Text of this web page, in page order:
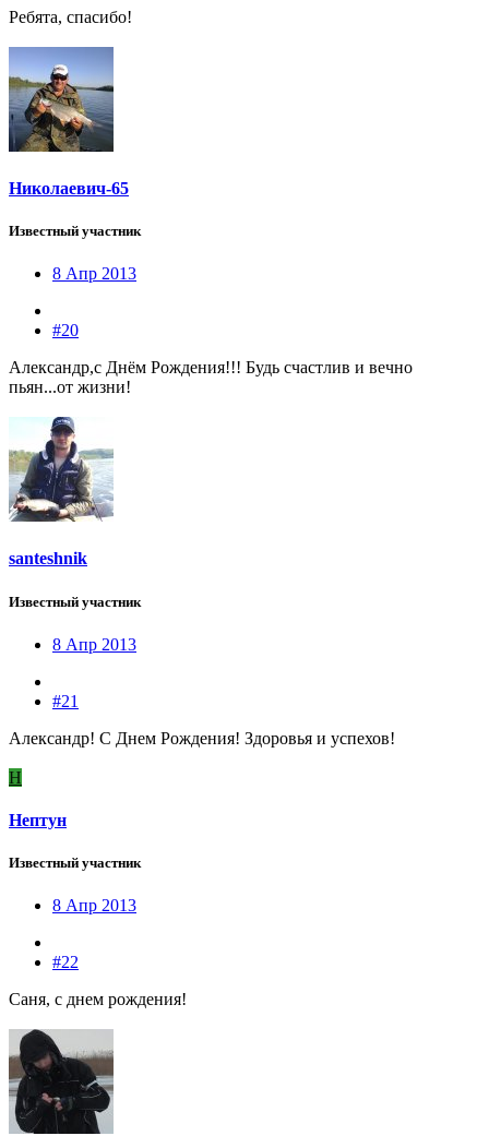
Ребята, спасибо!
Николаевич-65
Известный участник
8 Апр 2013
#20
Александр,с Днём Рождения!!! Будь счастлив и вечно
пьян...от жизни!
santeshnik
Известный участник
8 Апр 2013
#21
Александр! С Днем Рождения! Здоровья и успехов!
Н
Нептун
Известный участник
8 Апр 2013
#22
Саня, с днем рождения!